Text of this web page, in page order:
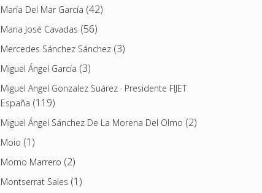
María Del Mar García (42)
Maria José Cavadas (56)
Mercedes Sánchez Sánchez(3)
Miguel Ángel García (3)
Miguel Angel Gonzalez Suárez · Presidente FIJET
España (119)
Miguel Ángel Sánchez De La Morena Del Olmo (2)
Moio (1)
Momo Marrero (2)
Montserrat Sales (1)